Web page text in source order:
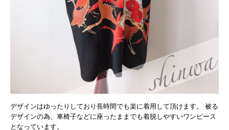
デザインはゆったりしており長時間でも楽に着用して頂けます。 被る
デザインの為、車椅子などに座ったままでも着脱しやすいワンピース
となっています。